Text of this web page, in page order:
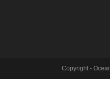
Copyright -